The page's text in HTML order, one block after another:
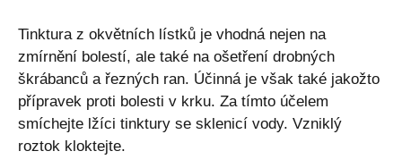
Tinktura z okvětních lístků je vhodná nejen na
zmírnění bolestí, ale také na ošetření drobných
škrábanců a řezných ran. Účinná je však také jakožto
přípravek proti bolesti v krku. Za tímto účelem
smíchejte lžíci tinktury se sklenicí vody. Vzniklý
roztok kloktejte.